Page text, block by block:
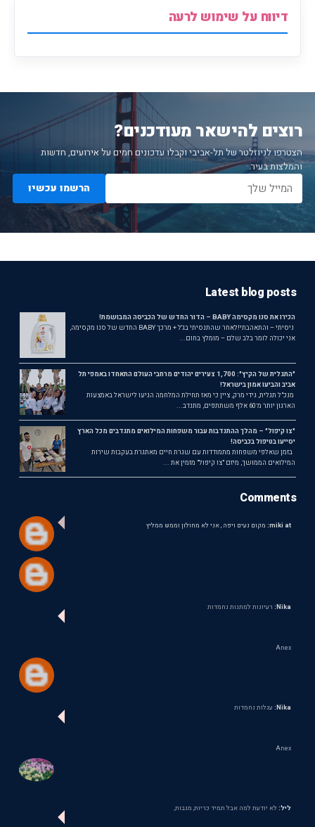
דיווח על שימוש לרעה
רוצים להישאר מעודכנים?
הצטרפו לניוזלטר של תל-אביבי וקבלו עדכונים חמים על אירועים, חדשות
והמלצות בעיר.
הרשמו עכשיו
Latest blog posts
הכירו את סנו מקסימה BABY – הדור החדש של הכביסה המבושמת!
ניסיתי – והתאהבתי!לאחר שהתנסיתי בג'ל + מרכך BABY החדש של סנו מקסימה,
אני יכולה לומר בלב שלם – מומלץ בחום...
"התגלית של הקיץ": 1,700 צעירים יהודים מרחבי העולם התאחדו באמפי תל
אביב והביעו אמון בישראל!
מנכ"ל תגלית, גידי מרק, ציין כי מאז תחילת המלחמה הגיעו לישראל באמצעות
הארגון יותר מ־60 אלף משתתפים, מתנדב...
"צו קיפול" – מהלך ההתנדבות עבור משפחות המילואים מתנדבים מכל הארץ
יסייעו בטיפול בכביסה!
בזמן שאלפי משפחות מתמודדות עם שגרת חיים מאתגרת בעקבות שירות
המילואים הממושך, מיזם "צו קיפול" מזמין את ...
Comments
miki at: מקום נעים ויפה , אני לא מחולון וממש ממליץ
Nika: רעיונות למתנות נחמדות
Anex
Nika: עגלות נחמדות
Anex
ליל: לא יודעת למה אבל תמיד כריות, מגבות,